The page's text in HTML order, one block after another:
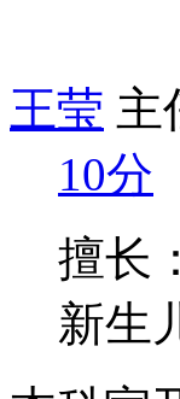
王莹 主
10分
擅长
新生